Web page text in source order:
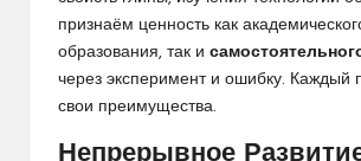
признаём ценность как
образования, так и
через эксперимент и ошибку. Каждый
свои преимущества.
Непрерывное